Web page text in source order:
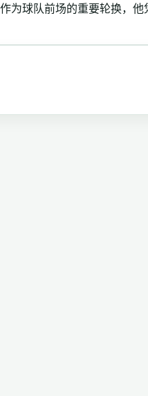
为球队前场的重要轮换，他